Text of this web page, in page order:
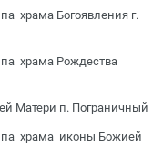
храма Богоявления г.
храма Рождества
Матери п. Пограничный
храма иконы Божией